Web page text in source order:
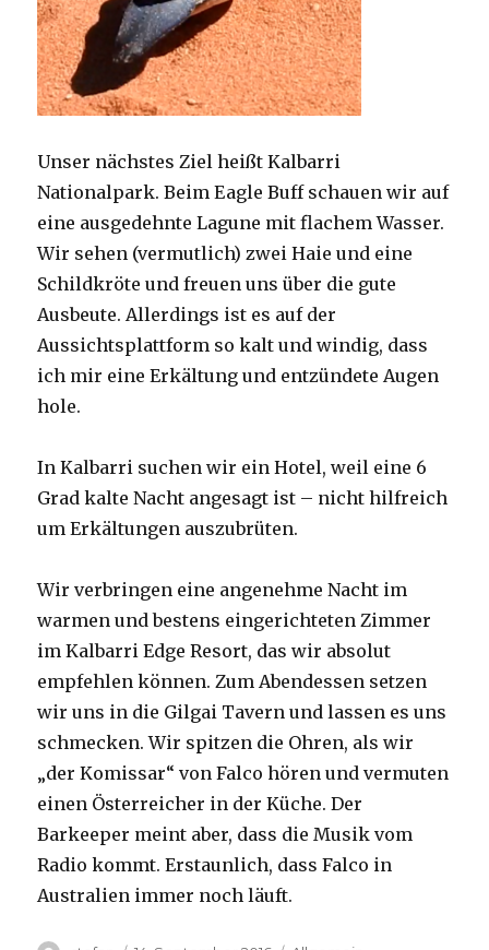
Unser nächstes Ziel heißt Kalbarri
Nationalpark. Beim Eagle Buff schauen wir auf
eine ausgedehnte Lagune mit flachem Wasser.
Wir sehen (vermutlich) zwei Haie und eine
Schildkröte und freuen uns über die gute
Ausbeute. Allerdings ist es auf der
Aussichtsplattform so kalt und windig, dass
ich mir eine Erkältung und entzündete Augen
hole.
In Kalbarri suchen wir ein Hotel, weil eine 6
Grad kalte Nacht angesagt ist – nicht hilfreich
um Erkältungen auszubrüten.
Wir verbringen eine angenehme Nacht im
warmen und bestens eingerichteten Zimmer
im Kalbarri Edge Resort, das wir absolut
empfehlen können. Zum Abendessen setzen
wir uns in die Gilgai Tavern und lassen es uns
schmecken. Wir spitzen die Ohren, als wir
„der Komissar“ von Falco hören und vermuten
einen Österreicher in der Küche. Der
Barkeeper meint aber, dass die Musik vom
Radio kommt. Erstaunlich, dass Falco in
Australien immer noch läuft.